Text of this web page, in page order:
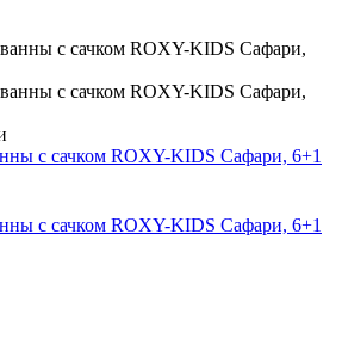
с сачком ROXY-KIDS Сафари, 6+1
с сачком ROXY-KIDS Сафари, 6+1